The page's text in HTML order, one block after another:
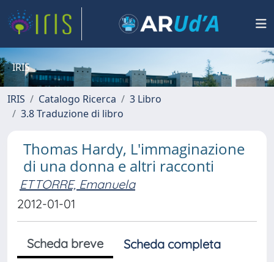
IRIS
IRIS Catalogo Ricerca
3 Libro
3.8 Traduzione di libro
Thomas Hardy, L'immaginazione
di una donna e altri racconti
ETTORRE, Emanuela
2012-01-01
Scheda breve
Scheda completa